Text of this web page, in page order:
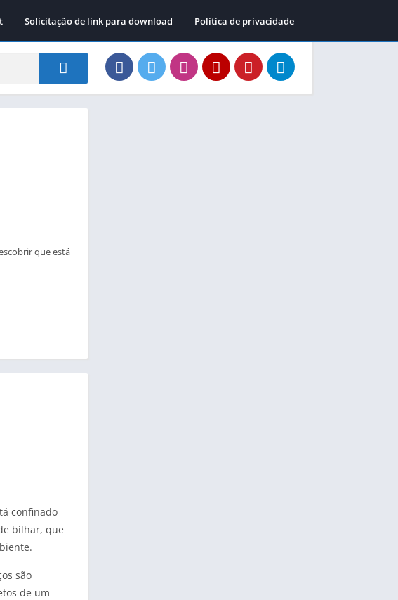
Solicitação de link para download Política de privacidade
que está
confinado
bilhar, que
são
de um